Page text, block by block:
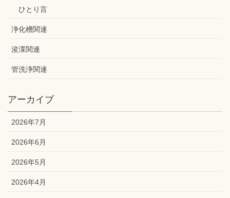
ひとり言
浄化槽関連
浚渫関連
管洗浄関連
アーカイブ
2026年7月
2026年6月
2026年5月
2026年4月